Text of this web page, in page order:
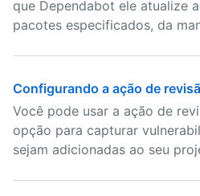
que Dependabot ele atualize
pacotes especificados, da
Configurando a ação de
Você pode usar a ação de
opção para capturar
sejam adicionadas ao seu